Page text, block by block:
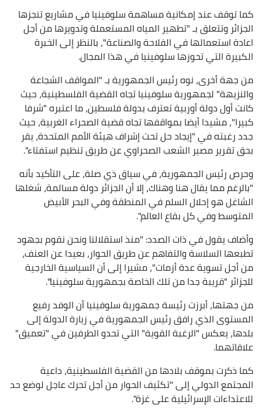
كما توقف عند إمكانية مساهمة سلوفينيا في مشاريع تنجزها
الجزائر وتتعلق بـ "تطهير المياه المستعملة وتدويرها من أجل
اعادة استعمالها في الفلاحة والصناعة"، بالنظر إلى الخبرة
الكبيرة التي تحوزها سلوفينيا في هذا المجال.
من جهة أخرى، نوه رئيس الجمهورية بـ "المواقف الشجاعة
والنزيهة" لجمهورية سلوفينيا تجاه القضية الفلسطينية، حيث
كانت أول دولة أوربية تعترف بدولة فلسطين، ما اعتبره "شرفا
كبيرا"، مشيدا أيضا بمواقفها تجاه قضية الصحراء الغربية، حيث
جدد رغبته في "إيجاد حل تحت إشراف هيئة الأمم المتحدة، يقر
بحق تقرير مصير الشعب الصحراوي عن طريق تنظيم استفتاء".
وحرص رئيس الجمهورية، في سياق ذي صلة، على التأكيد بأنه
"بالرغم مما يقال هنا وهناك، إلا أن الجزائر دولة مسالمة، شغلها
الشاغل هو إحلال السلم في المنطقة وفي البحر الأبيض
المتوسط وفي كل بقاع العالم".
وأضاف يقول في ذات الصدد: "منذ استقلالنا ونحن نقوم بجهود
تطبعها السلاسة والتفاهم عن طريق الحوار، بعيدا عن العنف،
من أجل تسوية عدة أزمات"، مشيرا إلى أن السياسية الخارجية
للجزائر "قريبة جدا من تلك الخاصة بجمهورية سلوفينيا".
من جهتها، أبرزت رئيسة جمهورية سلوفينيا أن الوفد رفيع
المستوى الذي رافق رئيس الجمهورية في زيارة الدولة إلى
بلدها، يعكس "الرغبة القوية" التي تحدو الطرفين في "تعميق"
علاقاتهما.
كما ذكرت بموقف بلادها من القضية الفلسطينية، داعية
المجتمع الدولي إلى "تكثيف الحوار من أجل تحرك عاجل لوضع حد
للاعتداءات الإسرائيلية على غزة".